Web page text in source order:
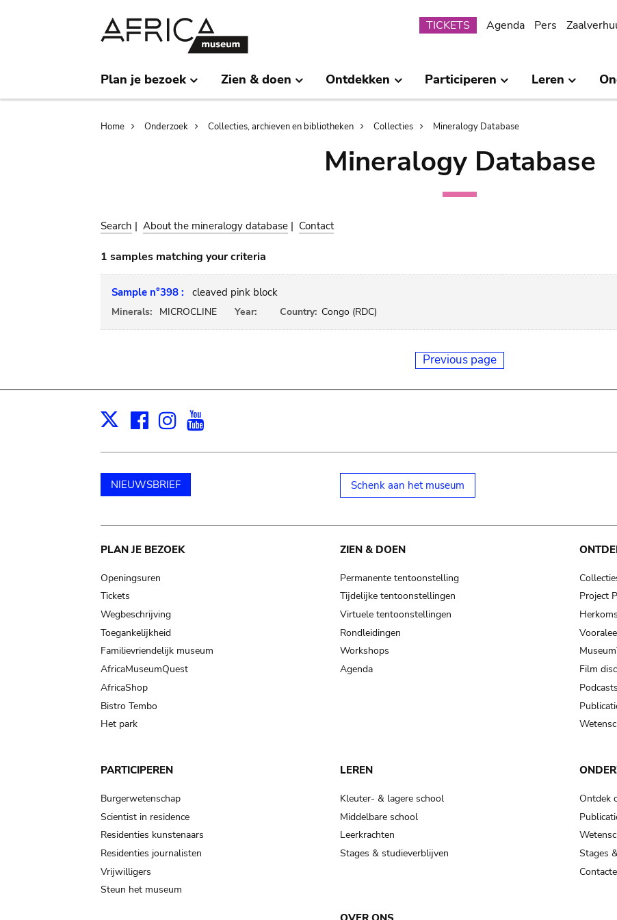
Submenu
TICKETS Agenda Pers
Plan je bezoek Zien & doen Ontdekken Participeren Leren
Breadcrumb
Home Onderzoek Collecties, archieven en bibliotheken Collecties Mineralogy Database
Mineralogy Database
Search | About the mineralogy database | Contact
1 samples matching your criteria
Sample n°398 : cleaved pink block
Minerals: MICROCLINE Year: Country: Congo (RDC)
Previous page
X Facebook
Instagram
NIEUWSBRIEF Schenk aan het museum
Main
navigation
PLAN JE BEZOEK
Openingsuren
Tickets
Wegbeschrijving
Toegankelijkheid
Familievriendelijk museum
AfricaMuseumQuest
AfricaShop
Bistro Tembo
Het park
ZIEN & DOEN
Permanente tentoonstelling
Tijdelijke tentoonstellingen
Virtuele tentoonstellingen
Rondleidingen
Workshops
Agenda
Project
Film
Podcasts
PARTICIPEREN
Burgerwetenschap
Scientist in residence
Residenties kunstenaars
Residenties journalisten
Vrijwilligers
Steun het museum
LEREN
Kleuter- & lagere school
Middelbare school
Leerkrachten
Stages & studieverblijven
Ontdek
Stages